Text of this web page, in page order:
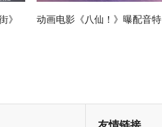
》 动画电影《八仙！》曝配音特